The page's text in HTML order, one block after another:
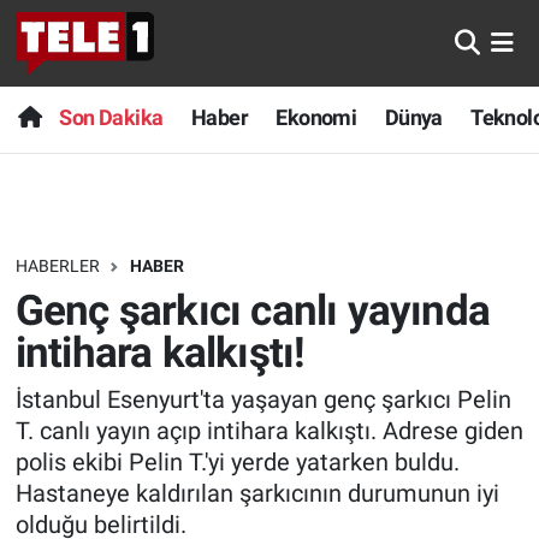
Son Dakika Haber Ekonomi Dünya
HABERLER HABER
Genç şarkıcı canlı yayında
intihara kalkıştı!
İstanbul Esenyurt'ta yaşayan genç şarkıcı Pelin
T. canlı yayın açıp intihara kalkıştı. Adrese giden
polis ekibi Pelin T.'yi yerde yatarken buldu.
Hastaneye kaldırılan şarkıcının durumunun iyi
olduğu belirtildi.
Anında Manşet
Başka Sohbetler
Bilim turu
Bilim ve Teknoloji Evreni
Doğa Konuşuyor
Dünya
Ege Saati
Son Dakika
Haber
Dünya
Teknoloji
Sağlık
Spor
Yayın Akışı
Nöbetçi Eczaneler
Hava Durumu
Trafik Durumu
Süper Lig Puan Durumu ve Fikstür
Tüm Manşetler
Son Dakika Haberleri
Haber Arşivi